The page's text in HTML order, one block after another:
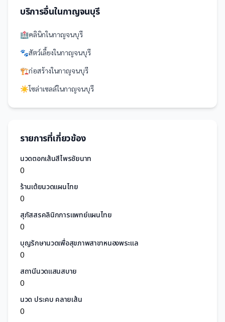
บริการอื่นในกาญจนบุรี
🏥คลินิกในกาญจนบุรี
🐾สัตว์เลี้ยงในกาญจนบุรี
🏗️ก่อสร้างในกาญจนบุรี
☀️โซล่าเซลล์ในกาญจนบุรี
รายการที่เกี่ยวข้อง
นวดตอกเส้นสีไพรชัยนาท
0
ร้านเต้ยนวดแผนไทย
0
สุภัสสรคลินิกการแพทย์แผนไทย
0
บุญรักษานวดเพื่อสุขภาพสาขาหนองพระแล
0
สถานีนวดแสนสบาย
0
นวด ประคบ คลายเส้น
0